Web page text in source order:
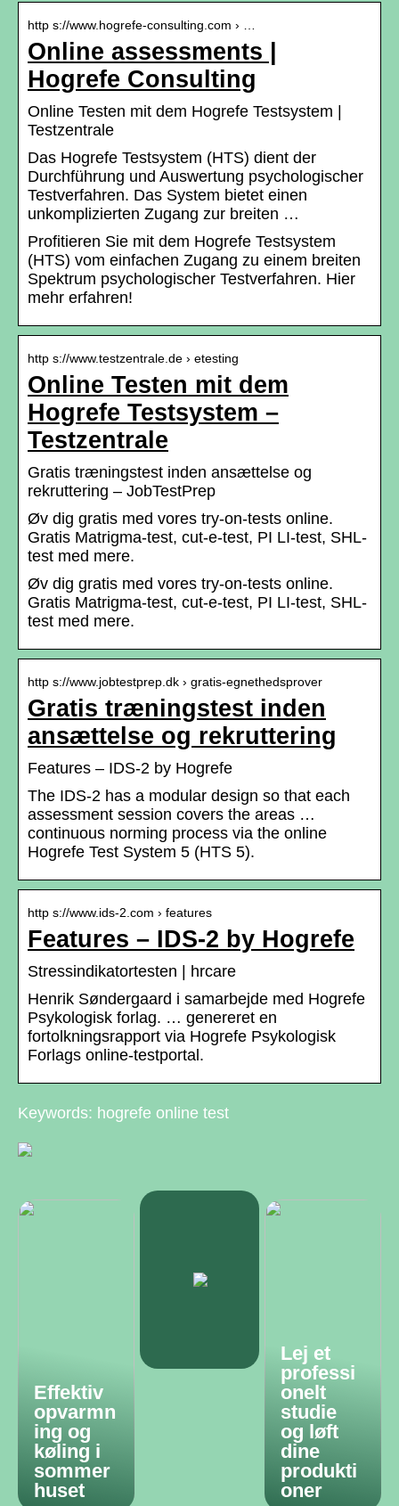
http s://www.hogrefe-consulting.com › …
Online assessments |
Hogrefe Consulting
Online Testen mit dem Hogrefe Testsystem |
Testzentrale
Das Hogrefe Testsystem (HTS) dient der
Durchführung und Auswertung psychologischer
Testverfahren. Das System bietet einen
unkomplizierten Zugang zur breiten …
Profitieren Sie mit dem Hogrefe Testsystem
(HTS) vom einfachen Zugang zu einem breiten
Spektrum psychologischer Testverfahren. Hier
mehr erfahren!
http s://www.testzentrale.de › etesting
Online Testen mit dem
Hogrefe Testsystem –
Testzentrale
Gratis træningstest inden ansættelse og
rekruttering – JobTestPrep
Øv dig gratis med vores try-on-tests online.
Gratis Matrigma-test, cut-e-test, PI LI-test, SHL-
test med mere.
Øv dig gratis med vores try-on-tests online.
Gratis Matrigma-test, cut-e-test, PI LI-test, SHL-
test med mere.
http s://www.jobtestprep.dk › gratis-egnethedsprover
Gratis træningstest inden
ansættelse og rekruttering
Features – IDS-2 by Hogrefe
The IDS-2 has a modular design so that each
assessment session covers the areas …
continuous norming process via the online
Hogrefe Test System 5 (HTS 5).
http s://www.ids-2.com › features
Features – IDS-2 by Hogrefe
Stressindikatortesten | hrcare
Henrik Søndergaard i samarbejde med Hogrefe
Psykologisk forlag. … genereret en
fortolkningsrapport via Hogrefe Psykologisk
Forlags online-testportal.
Keywords: hogrefe online test
Effektiv
opvarmn
ing og
køling i
sommer
huset
Lej et
professi
onelt
studie
og løft
dine
produkti
oner